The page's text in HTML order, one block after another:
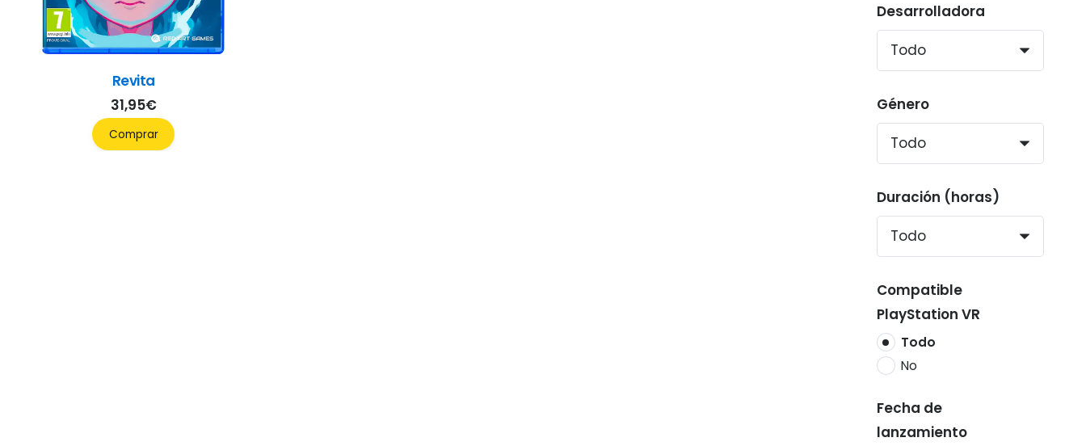
Revita
31,95€
Comprar
Desarrolladora
Género
Duración (horas)
Compatible
PlayStation VR
Todo
No
Fecha de
lanzamiento